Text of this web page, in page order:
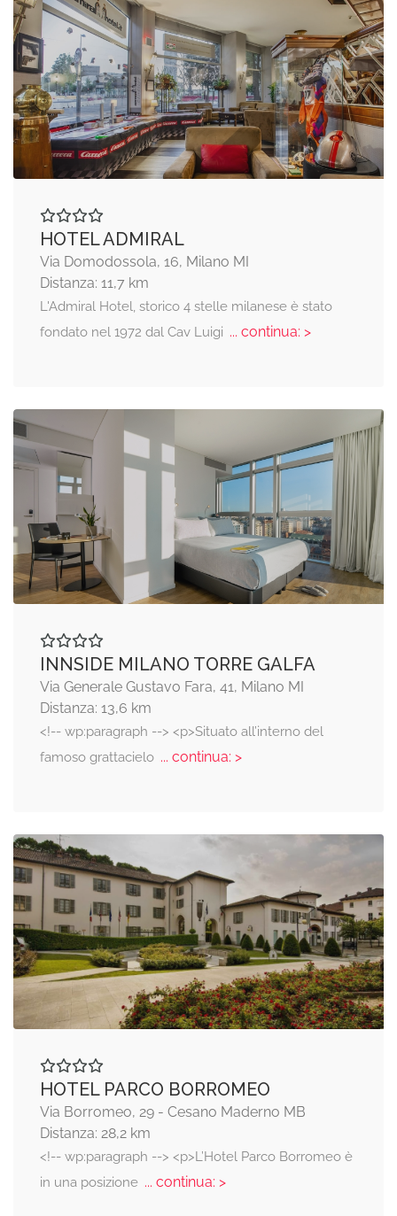
HOTEL ADMIRAL
Via Domodossola, 16, Milano MI
Distanza: 11,7 km
L'Admiral Hotel, storico 4 stelle milanese è stato
fondato nel 1972 dal Cav Luigi ... continua: >
INNSIDE MILANO TORRE GALFA
Via Generale Gustavo Fara, 41, Milano MI
Distanza: 13,6 km
<!-- wp:paragraph --> <p>Situato all’interno del
famoso grattacielo... continua: >
HOTEL PARCO BORROMEO
Via Borromeo, 29 - Cesano Maderno MB
Distanza: 28,2 km
<!-- wp:paragraph --> <p>L’Hotel Parco Borromeo è
in una posizione... continua: >